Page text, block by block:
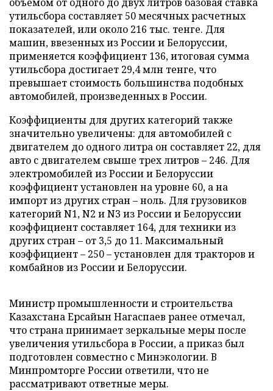
утильсбора составляет 50 месячных расчетных
показателей, или около 216 тыс. тенге. Для
машин, ввезенных из России и Белоруссии,
применяется коэффициент 136, итоговая сумма
утильсбора достигает 29,4 млн тенге, что
превышает стоимость большинства подобных
автомобилей, произведенных в России.
Коэффициенты для других категорий также
значительно увеличены: для автомобилей с
двигателем до одного литра он составляет 22, для
авто с двигателем свыше трех литров – 246. Для
электромобилей из России и Белоруссии
коэффициент установлен на уровне 60, а на
импорт из других стран – ноль. Для грузовиков
категорий N1, N2 и N3 из России и Белоруссии
коэффициент составляет 164, для техники из
других стран – от 3,5 до 11. Максимальный
коэффициент – 250 – установлен для тракторов и
комбайнов из России и Белоруссии.
Министр промышленности и строительства
Казахстана Ерсайын Нагаспаев ранее отмечал,
что страна принимает зеркальные меры после
увеличения утильсбора в России, а приказ был
подготовлен совместно с Минэкологии. В
Минпромторге России ответили, что не
рассматривают ответные меры.